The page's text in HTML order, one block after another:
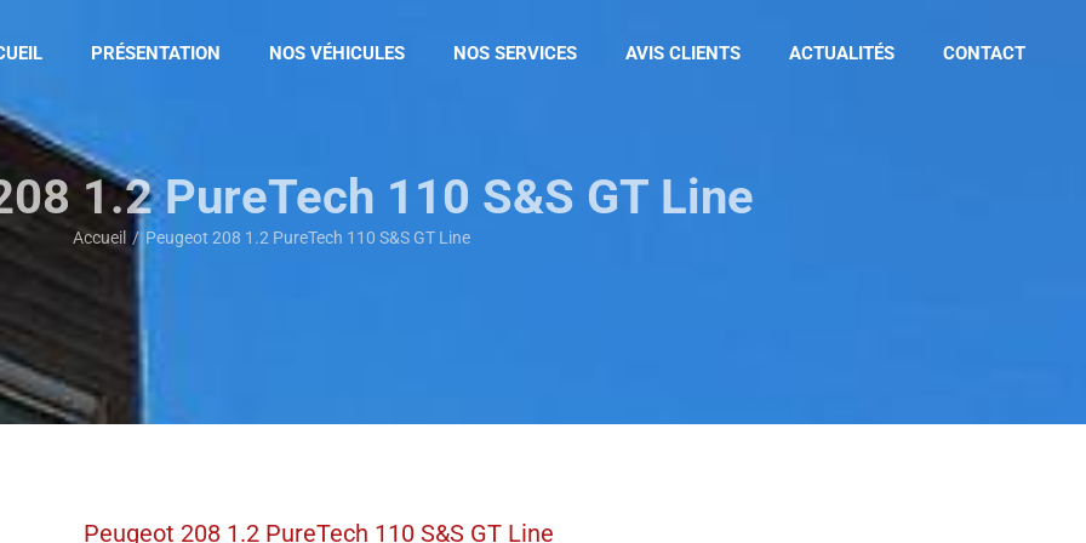
PRÉSENTATION NOS VÉHICULES NOS SERVICES AVIS CLIENTS ACTUALITÉS CONTACT
1.2 PureTech 110 S&S GT Line
Accueil Peugeot 208 1.2 PureTech 110 S&S GT Line
Peugeot 208 1.2 PureTech 110 S&S GT Line